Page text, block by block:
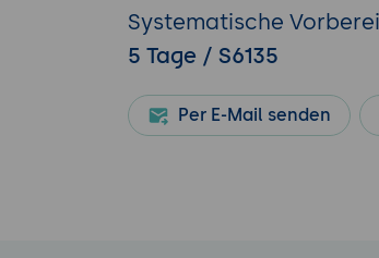
Systematische
5 Tage / S6135
Per E-Mail senden